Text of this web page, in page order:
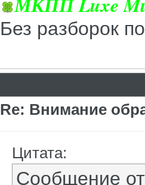
Без разборок
Re: Внимание
Цитата:
Сообщение